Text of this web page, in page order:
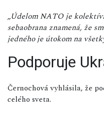
„Údelom NATO je
sebaobrana znamená, že
jedného je útokom na
Podporuje
Černochová vyhlásila, že
celého sveta.